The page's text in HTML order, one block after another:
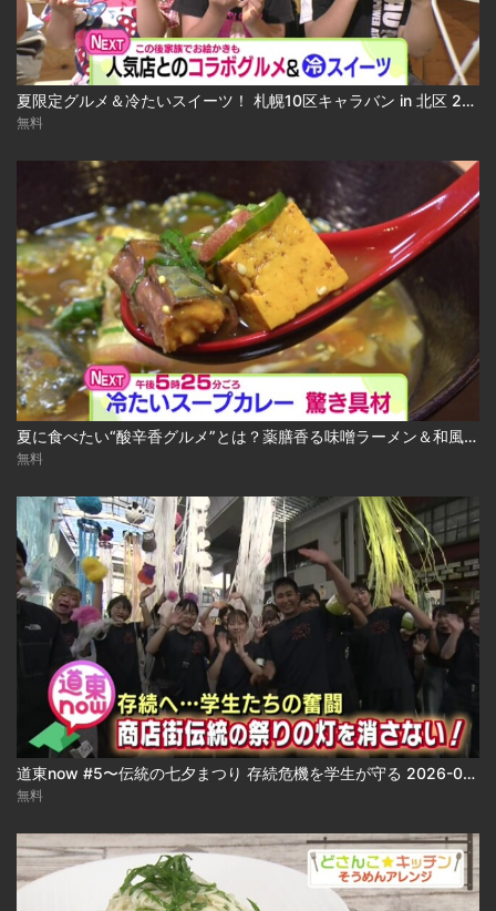
夏限定グルメ＆冷たいスイーツ！ 札幌10区キャラバン in 北区 2026-08-04
無料
夏に食べたい“酸辛香グルメ”とは？薬膳香る味噌ラーメン＆和風冷やしスープカレー 2026-08-04
無料
道東now #5〜伝統の七夕まつり 存続危機を学生が守る 2026-08-04
無料